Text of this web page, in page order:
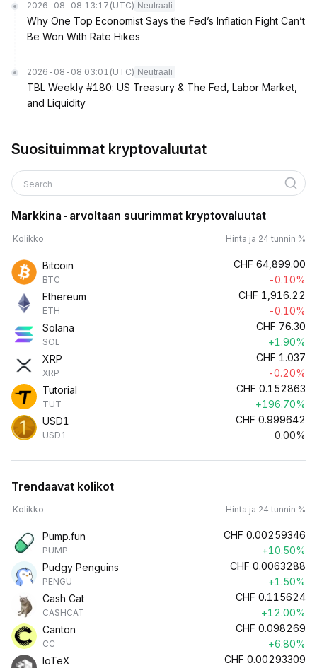
2026-08-08 13:17 (UTC) Neutraali
Why One Top Economist Says the Fed’s Inflation Fight Can’t
Be Won With Rate Hikes
2026-08-08 03:01 (UTC) Neutraali
TBL Weekly #180: US Treasury & The Fed, Labor Market,
and Liquidity
Suosituimmat kryptovaluutat
Search
Markkina-arvoltaan suurimmat kryptovaluutat
Kolikko Hinta ja 24 tunnin %
Bitcoin
BTC
CHF 64,899.00
-0.10%
Ethereum
ETH
CHF 1,916.22
-0.10%
Solana
SOL
CHF 76.30
+1.90%
XRP
XRP
CHF 1.037
-0.20%
Tutorial
TUT
CHF 0.152863
+196.70%
USD1
USD1
CHF 0.999642
0.00%
Trendaavat kolikot
Kolikko Hinta ja 24 tunnin %
Pump.fun
PUMP
CHF 0.00259346
+10.50%
Pudgy Penguins
PENGU
CHF 0.0063288
+1.50%
Cash Cat
CASHCAT
CHF 0.115624
+12.00%
Canton
CC
CHF 0.098269
+6.80%
IoTeX
CHF 0.00293309